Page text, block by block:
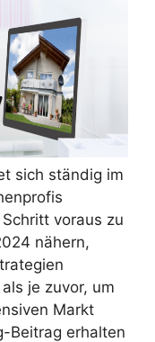
sich ständig im
voraus zu
nähern,
je zuvor, um
Markt
Beitrag erhalten